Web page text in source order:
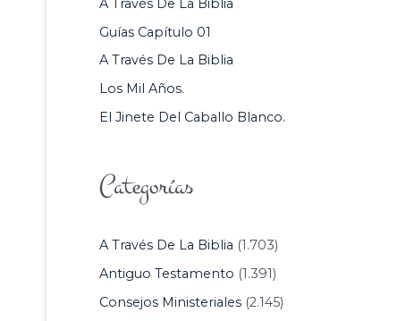
R
:
A Través De La Biblia
Guías Capítulo 01
A Través De La Biblia
Los Mil Años.
El Jinete Del Caballo Blanco.
Categorías
A Través De La Biblia (1.703)
Antiguo Testamento (1.391)
Consejos Ministeriales(2.145)